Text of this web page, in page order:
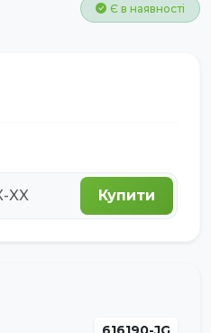
Є в наявності
Купити